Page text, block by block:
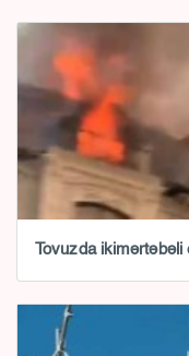
Tovuzda ikimərtəbəli